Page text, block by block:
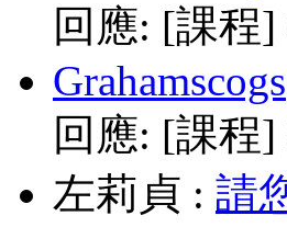
回應: [課程]
Grahamscogs
回應: [課程]
左莉貞 : 請